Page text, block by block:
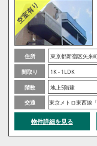
住所
東京都新宿区矢来
間取り
1K - 1LDK
階数
地上5階建
交通
東京メトロ東西線
物件詳細を見る